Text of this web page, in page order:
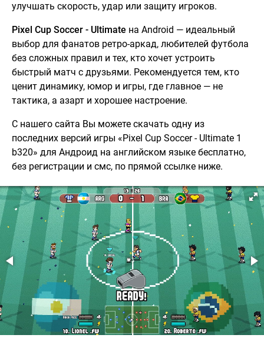
улучшать скорость, удар или защиту игроков.
Pixel Cup Soccer - Ultimate на Android — идеальный
выбор для фанатов ретро-аркад, любителей футбола
без сложных правил и тех, кто хочет устроить
быстрый матч с друзьями. Рекомендуется тем, кто
ценит динамику, юмор и игры, где главное — не
тактика, а азарт и хорошее настроение.
С нашего сайта Вы можете скачать одну из
последних версий игры «Pixel Cup Soccer - Ultimate 1
b320» для Андроид на английском языке бесплатно,
без регистрации и смс, по прямой ссылке ниже.